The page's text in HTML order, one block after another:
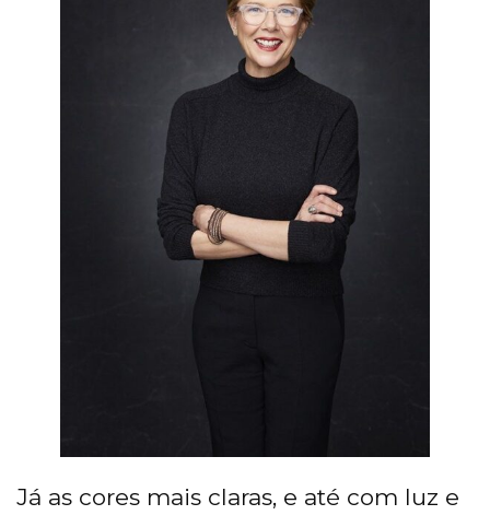
Já as cores mais claras, e até com luz e